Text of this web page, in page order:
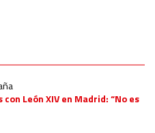
León XIV en Madrid: “No es